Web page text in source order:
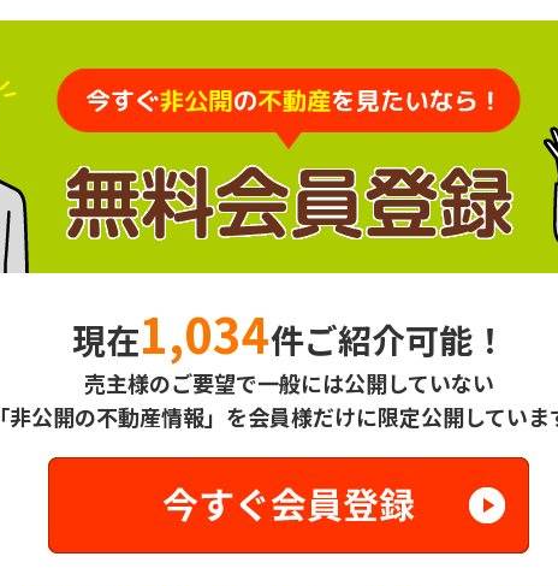
現在1,034件ご紹介可能！
売主様のご要望で一般には公開していない
「非公開の不動産情報」を会員様だけに限定公開していま